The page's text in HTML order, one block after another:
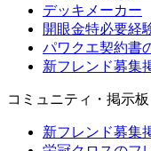
デッキメーカー
開眼金特必要経
パワクエ契約書
新フレンド募集
コミュニティ・掲示
新フレンド募集